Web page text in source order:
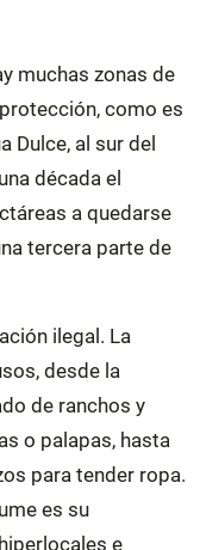
muchas zonas de
como es
Dulce, al sur del
década el
a quedarse
tercera parte de
ilegal. La
desde la
de ranchos y
o palapas, hasta
para tender ropa.
es su
e